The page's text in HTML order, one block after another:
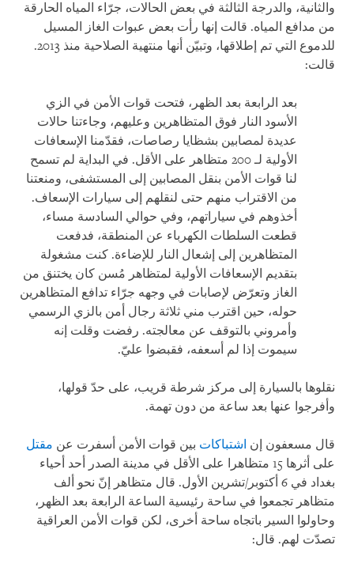
والثانية، والدرجة الثالثة في بعض الحالات، جرّاء المياه الحارقة
من مدافع المياه. قالت إنها رأت بعض عبوات الغاز المسيل
للدموع التي تم إطلاقها، وتبيّن أنها منتهية الصلاحية منذ 2013.
قالت:
بعد الرابعة بعد الظهر، فتحت قوات الأمن في الزي
الأسود النار فوق المتظاهرين وعليهم، وجاءتنا حالات
عديدة لمصابين بشظايا رصاصات، فقدّمنا الإسعافات
الأولية لـ 200 متظاهر على الأقل. في البداية لم تسمح
لنا قوات الأمن بنقل المصابين إلى المستشفى، ومنعتنا
من الاقتراب منهم حتى لنقلهم إلى سيارات الإسعاف.
أخذوهم في سياراتهم، وفي حوالي السادسة مساء،
قطعت السلطات الكهرباء عن المنطقة، فدفعت
المتظاهرين إلى إشعال النار للإضاءة. كنت مشغولة
بتقديم الإسعافات الأولية لمتظاهر مُسن كان يختنق من
الغاز وتعرّض لإصابات في وجهه جرّاء تدافع المتظاهرين
حوله، حين اقترب مني ثلاثة رجال أمن بالزي الرسمي
وأمروني بالتوقف عن معالجته. رفضت وقلت إنه
سيموت إذا لم أسعفه، فقبضوا عليّ.
نقلوها بالسيارة إلى مركز شرطة قريب، على حدّ قولها،
وأفرجوا عنها بعد ساعة من دون تهمة.
قال مسعفون إن اشتباكات بين قوات الأمن أسفرت عن مقتل
على أثرها 15 متظاهرا على الأقل في مدينة الصدر أحد أحياء
بغداد في 6 أكتوبر/تشرين الأول. قال متظاهر إنّ نحو ألف
متظاهر تجمعوا في ساحة رئيسية الساعة الرابعة بعد الظهر،
وحاولوا السير باتجاه ساحة أخرى، لكن قوات الأمن العراقية
تصدّت لهم. قال: